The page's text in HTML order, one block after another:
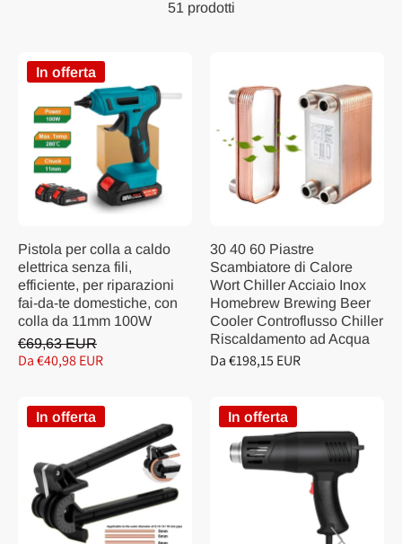
51 prodotti
In offerta
Pistola per colla a caldo
elettrica senza fili,
efficiente, per riparazioni
fai-da-te domestiche, con
colla da 11mm 100W
€69,63 EUR
Da €40,98 EUR
30 40 60 Piastre
Scambiatore di Calore
Wort Chiller Acciaio Inox
Homebrew Brewing Beer
Cooler Controflusso Chiller
Riscaldamento ad Acqua
Da €198,15 EUR
In offerta In offerta